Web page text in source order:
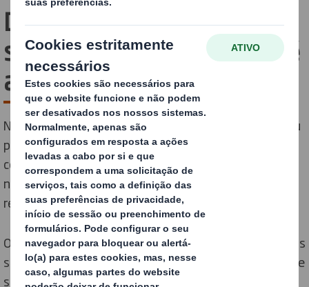
DISCS™ – teste as suas
soluções de packaging até
ao limite
Na atual cadeia de fornecimento de e-commerce, o seu
packaging precisa de sobreviver a quase 50 pontos de
contacto diferentes. O nosso processo de testes líder
na indústria assegura que as nossas soluções
respondem a todos os desafios.
Os seus clientes querem que o seu packaging proteja os
seus produtos - e o planeta, por isso também precisa de
ser durável e sustentável. O nosso packaging de alto